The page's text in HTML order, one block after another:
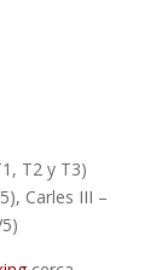
T2 y T3)
Carles III –